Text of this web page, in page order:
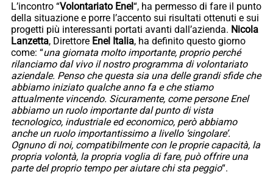
L’incontro “Volontariato Enel“, ha permesso di fare il punto
della situazione e porre l’accento sui risultati ottenuti e sui
progetti più interessanti portati avanti dall’azienda. Nicola
Lanzetta, Direttore Enel Italia, ha definito questo giorno
come: “una giornata molto importante, proprio perché
rilanciamo dal vivo il nostro programma di volontariato
aziendale. Penso che questa sia una delle grandi sfide che
abbiamo iniziato qualche anno fa e che stiamo
attualmente vincendo. Sicuramente, come persone Enel
abbiamo un ruolo importante dal punto di vista
tecnologico, industriale ed economico, però abbiamo
anche un ruolo importantissimo a livello ‘singolare’.
Ognuno di noi, compatibilmente con le proprie capacità, la
propria volontà, la propria voglia di fare, può offrire una
parte del proprio tempo per aiutare chi sta peggio“.